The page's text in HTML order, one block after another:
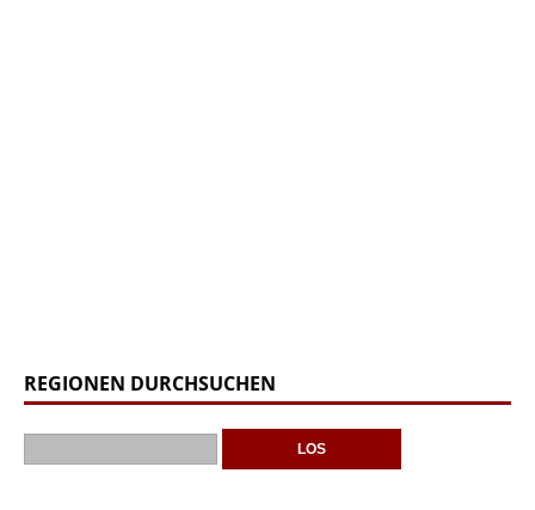
REGIONEN DURCHSUCHEN